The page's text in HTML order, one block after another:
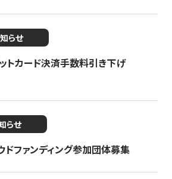
らせ
トカード決済手数料引き下げ
らせ
ファンディング参加団体募集